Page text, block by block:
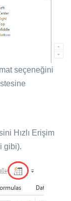
seçeneğini
Hızlı Erişim
gibi).